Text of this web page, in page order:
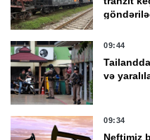
09:44
və
09:34
Neftimiz